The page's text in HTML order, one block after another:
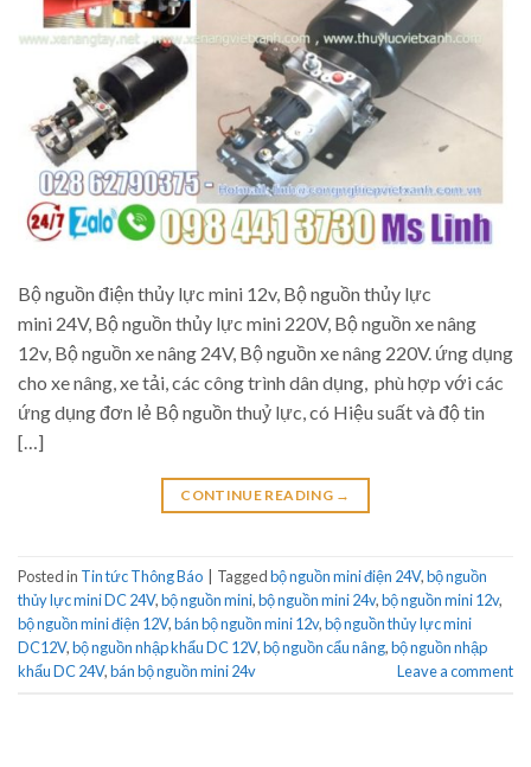
Bộ nguồn điện thủy lực mini 12v, Bộ nguồn thủy lực
mini 24V, Bộ nguồn thủy lực mini 220V, Bộ nguồn xe nâng
12v, Bộ nguồn xe nâng 24V, Bộ nguồn xe nâng 220V. ứng dụng
cho xe nâng, xe tải, các công trình dân dụng, phù hợp với các
ứng dụng đơn lẻ Bộ nguồn thuỷ lực, có Hiệu suất và độ tin
[…]
CONTINUE READING →
Posted in Tin tức Thông Báo Taggedbộ nguồn mini điện 24V,bộ nguồn
thủy lực mini DC 24V,bộ nguồn mini,bộ nguồn mini 24v,bộ nguồn mini 12v,
bộ nguồn mini điện 12V,bán bộ nguồn mini 12v,bộ nguồn thủy lực mini
DC12V,bộ nguồn nhập khẩu DC 12V,bộ nguồn cẩu nâng,bộ nguồn nhập
khẩu DC 24V,bán bộ nguồn mini 24v Leave a comment